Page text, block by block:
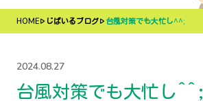
HOME じばいるブログ 台風対策でも大忙し^^;
2024.08.27
台風対策でも大忙し^^;